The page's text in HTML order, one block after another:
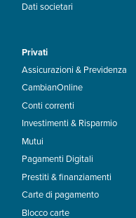
Dati societari
Privati
Assicurazioni & Previdenza
CambianOnline
Conti correnti
Investimenti & Risparmio
Mutui
Pagamenti Digitali
Prestiti & finanziamenti
Carte di pagamento
Blocco carte